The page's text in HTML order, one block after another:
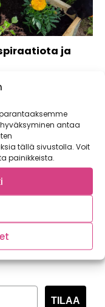
antaa
tällä sivustolla. Voit
painikkeista.
ja
erilaiseen
oppimaan uutta ja...
uutiskirje
TILAA